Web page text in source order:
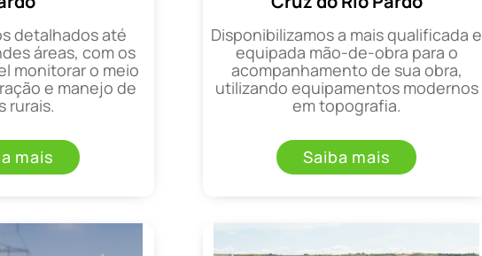
detalhados até
áreas, com os
monitorar o meio
e manejo de
rurais.
mais
Disponibilizamos a mais qualificada e
equipada mão-de-obra para o
acompanhamento de sua obra,
utilizando equipamentos modernos
em topografia.
Saiba mais